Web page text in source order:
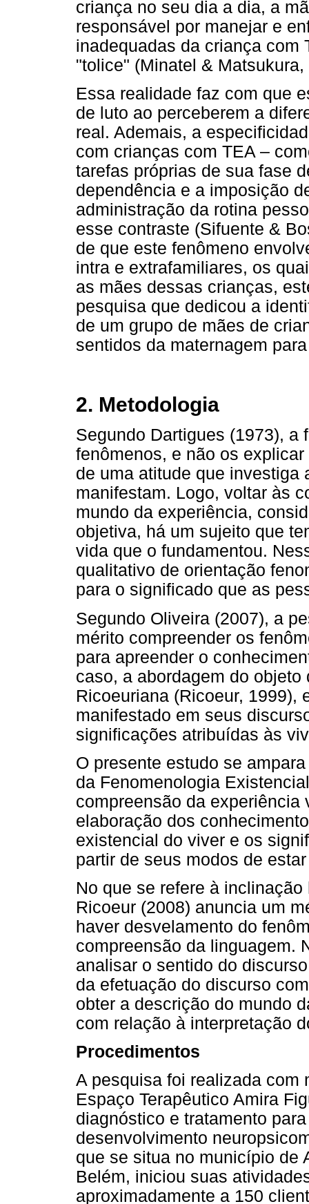
criança no seu dia a dia, a
responsável por manejar e
inadequadas da criança com
"tolice" (Minatel & Matsukura,
Essa realidade faz com que
de luto ao perceberem a
real. Ademais, a
com crianças com TEA –
tarefas próprias de sua fase
dependência e a imposição
administração da rotina
esse contraste (Sifuente &
de que este fenômeno
intra e extrafamiliares, os
as mães dessas crianças,
pesquisa que dedicou a
de um grupo de mães de
sentidos da maternagem
2. Metodologia
Segundo Dartigues (1973), a
fenômenos, e não os
de uma atitude que
manifestam. Logo, voltar às
mundo da experiência,
objetiva, há um sujeito que
vida que o fundamentou.
qualitativo de orientação
para o significado que as
Segundo Oliveira (2007), a
mérito compreender os
para apreender o
caso, a abordagem do
Ricoeuriana (Ricoeur, 1999),
manifestado em seus
significações atribuídas às
O presente estudo se
da Fenomenologia
compreensão da experiência
elaboração dos
existencial do viver e os
partir de seus modos de
No que se refere à
Ricoeur (2008) anuncia um
haver desvelamento do
compreensão da linguagem.
analisar o sentido do
da efetuação do discurso
obter a descrição do mundo
com relação à interpretação
Procedimentos
A pesquisa foi realizada com
Espaço Terapêutico Amira
diagnóstico e tratamento
desenvolvimento
que se situa no município de
Belém, iniciou suas
aproximadamente a 150